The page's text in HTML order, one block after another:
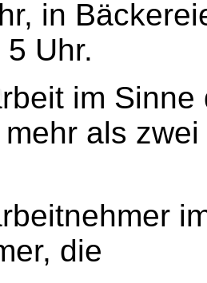
in
Uhr.
im
als
die